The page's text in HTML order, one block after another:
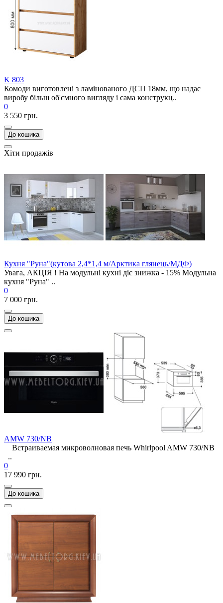
K 803
Комоди виготовлені з ламінованого ДСП 18мм, що надає
виробу більш об'ємного вигляду і сама конструкц..
0
3 550 грн.
До кошика
Хіти продажів
Кухня "Руна"(кутова 2,4*1,4 м/Арктика глянець/МДФ)
Увага, АКЦІЯ ! На модульні кухні діє знижка - 15% Модульна
кухня "Руна" ..
0
7 000 грн.
До кошика
AMW 730/NB
Встраиваемая микроволновая печь Whirlpool AMW 730/NB
..
0
17 990 грн.
До кошика